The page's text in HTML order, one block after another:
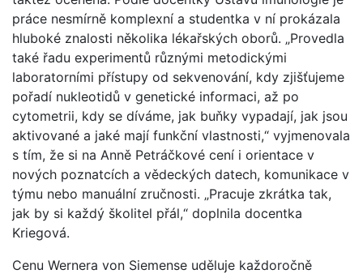
práce nesmírně komplexní a studentka v ní prokázala
hluboké znalosti několika lékařských oborů. „Provedla
také řadu experimentů různými metodickými
laboratorními přístupy od sekvenování, kdy zjišťujeme
pořadí nukleotidů v genetické informaci, až po
cytometrii, kdy se díváme, jak buňky vypadají, jak jsou
aktivované a jaké mají funkční vlastnosti,“ vyjmenovala
s tím, že si na Anně Petráčkové cení i orientace v
nových poznatcích a vědeckých datech, komunikace v
týmu nebo manuální zručnosti. „Pracuje zkrátka tak,
jak by si každý školitel přál,“ doplnila docentka
Kriegová.
Cenu Wernera von Siemense uděluje každoročně